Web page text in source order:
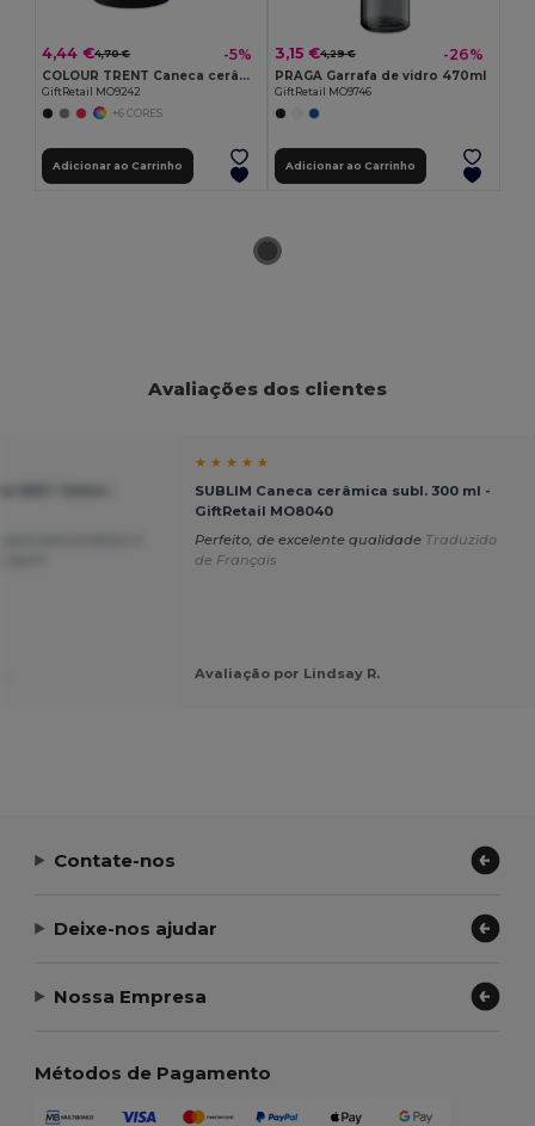
4,44 €4,70 € -5%
COLOUR TRENT Caneca cerâmica colorida 290ml
GiftRetail MO9242
+6 CORES
Adicionar ao Carrinho
3,15 €4,29 € -26%
PRAGA Garrafa de vidro 470ml
GiftRetail MO9746
Adicionar ao Carrinho
Avaliações dos clientes
★ ★ ★ ★ ★
SUBLIM Caneca cerâmica subl. 300 ml -
GiftRetail MO8040
Perfeito, de excelente qualidade Traduzido
de Français
Avaliação por Lindsay R.
Contate-nos
Deixe-nos ajudar
Nossa Empresa
Métodos de Pagamento